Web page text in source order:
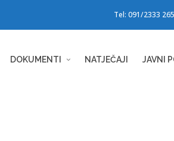
Tel: 091/2333 265
DOKUMENTI NATJEČAJI JAVNI